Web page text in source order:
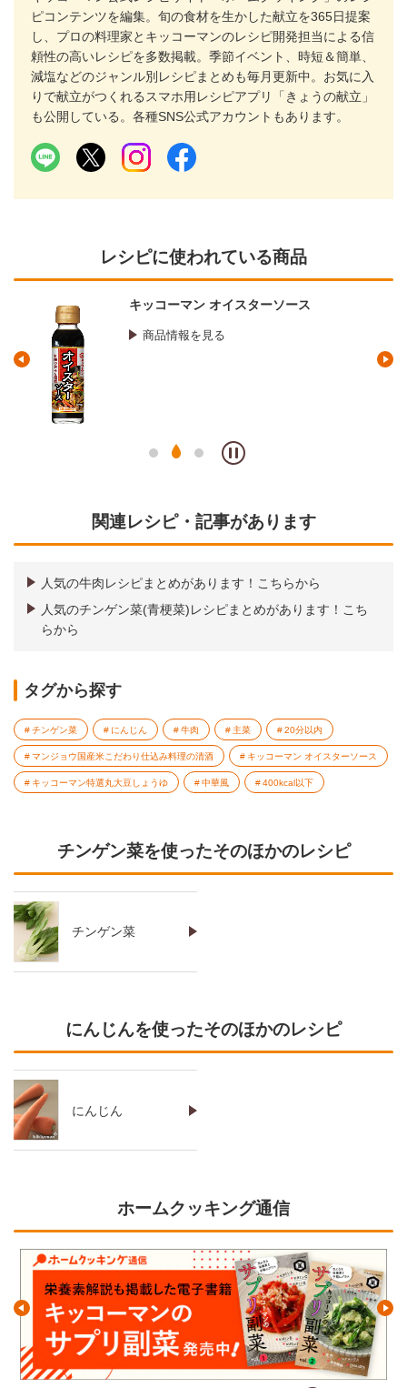
ピコンテンツを編集。旬の食材を生かした献立を365日提案
し、プロの料理家とキッコーマンのレシピ開発担当による信
頼性の高いレシピを多数掲載。季節イベント、時短＆簡単、
減塩などのジャンル別レシピまとめも毎月更新中。お気に入
りで献立がつくれるスマホ用レシピアプリ「きょうの献立」
も公開している。各種SNS公式アカウントもあります。
レシピに使われている商品
キッコーマン オイスターソース
商品情報を見る
関連レシピ・記事があります
人気の牛肉レシピまとめがあります！こちらから
人気のチンゲン菜(青梗菜)レシピまとめがあります！こち
らから
タグから探す
チンゲン菜 にんじん 牛肉 主菜 20分以内
マンジョウ国産米こだわり仕込み料理の清酒 キッコーマン オイスターソース
キッコーマン特選丸大豆しょうゆ 中華風 400kcal以下
チンゲン菜を使ったそのほかのレシピ
チンゲン菜
にんじんを使ったそのほかのレシピ
にんじん
ホームクッキング通信